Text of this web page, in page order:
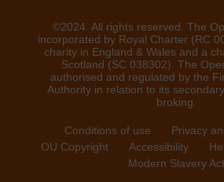
©2024. All rights reserved. The
incorporated by Royal Charter (RC
charity in England & Wales and a
Scotland (SC 038302). The
authorised and regulated by the
Authority in relation to its
broking.
Conditions of use
Privacy
OU Copyright
Accessibility
Modern Slavery Act